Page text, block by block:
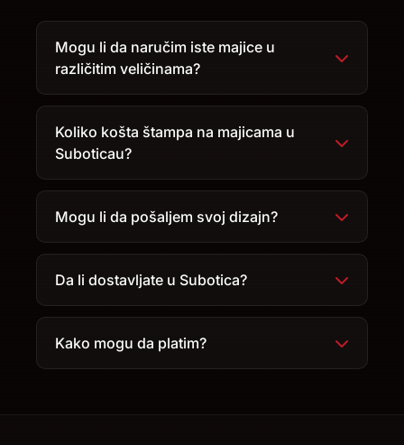
Mogu li da naručim iste majice u
različitim veličinama?
Koliko košta štampa na majicama u
Suboticau?
Mogu li da pošaljem svoj dizajn?
Da li dostavljate u Subotica?
Kako mogu da platim?